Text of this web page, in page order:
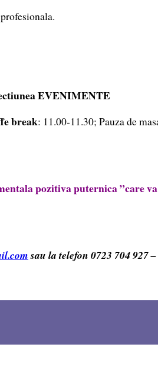
EVENIMENTE
break: 11.00-11.30; Pauza de
pozitiva puternica ”care
sau la telefon 0723 704 927